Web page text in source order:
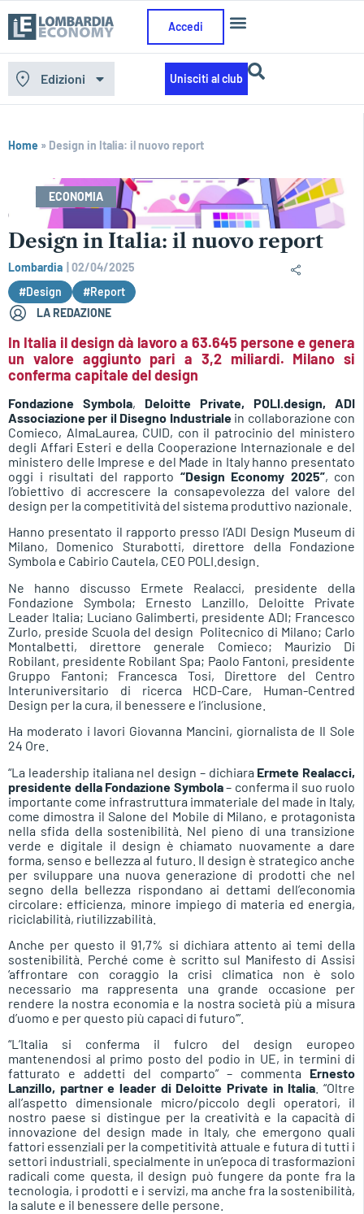
Accedi
Edizioni Unisciti al club
Home » Design in Italia: il nuovo report
ECONOMIA
Design in Italia: il nuovo report
Lombardia
02/04/2025
#Design
#Report
LA REDAZIONE
In Italia il design dà lavoro a 63.645 persone e genera
un valore aggiunto pari a 3,2 miliardi. Milano si
conferma capitale del design
Fondazione Symbola, Deloitte Private,
POLI.design, ADI
Associazione per il Disegno Industrialein collaborazione con
Comieco, AlmaLaurea, CUID, con il patrocinio del ministero
degli Affari Esteri e della Cooperazione Internazionale e del
ministero delle Imprese e del Made in Italy hanno presentato
oggi i risultati del rapporto “Design Economy 2025”, con
l’obiettivo di accrescere la consapevolezza del valore del
design per la competitività del sistema produttivo nazionale.
Hanno presentato il rapporto presso l’ADI Design Museum di
Milano, Domenico Sturabotti, direttore della Fondazione
Symbola e Cabirio Cautela, CEO POLI.design.
Ne hanno discusso Ermete Realacci, presidente della
Fondazione Symbola; Ernesto Lanzillo, Deloitte Private
Leader Italia; Luciano Galimberti, presidente ADI; Francesco
Zurlo, preside Scuola del design Politecnico di Milano; Carlo
Montalbetti, direttore generale Comieco; Maurizio Di
Robilant, presidente Robilant Spa; Paolo Fantoni, presidente
Gruppo Fantoni; Francesca Tosi, Direttore del Centro
Interuniversitario di ricerca HCD-Care, Human-Centred
Design per la cura, il benessere e l’inclusione.
Ha moderato i lavori Giovanna Mancini, giornalista de Il Sole
24 Ore.
“La leadership italiana nel design – dichiara Ermete Realacci,
presidente della Fondazione Symbola– conferma il suo ruolo
importante come infrastruttura immateriale del made in Italy,
come dimostra il Salone del Mobile di Milano, e protagonista
nella sfida della sostenibilità. Nel pieno di una transizione
verde e digitale il design è chiamato nuovamente a dare
forma, senso e bellezza al futuro. Il design è strategico anche
per sviluppare una nuova generazione di prodotti che nel
segno della bellezza rispondano ai dettami dell’economia
circolare: efficienza, minore impiego di materia ed energia,
riciclabilità, riutilizzabilità.
Anche per questo il 91,7% si dichiara attento ai temi della
sostenibilità. Perché come è scritto sul Manifesto di Assisi
‘affrontare con coraggio la crisi climatica non è solo
necessario ma rappresenta una grande occasione per
rendere la nostra economia e la nostra società più a misura
d’uomo e per questo più capaci di futuro’”.
“L’Italia si conferma il fulcro del design europeo
mantenendosi al primo posto del podio in UE, in termini di
fatturato e addetti del comparto” – commenta Ernesto
Lanzillo, partner e leader di Deloitte Private in Italia . “Oltre
all’aspetto dimensionale micro/piccolo degli operatori, il
nostro paese si distingue per la creatività e la capacità di
innovazione del design made in Italy, che emergono quali
fattori essenziali per la competitività attuale e futura di tutti i
settori industriali. specialmente in un’epoca di trasformazioni
radicali come questa, il design può fungere da ponte fra la
tecnologia, i prodotti e i servizi, ma anche fra la sostenibilità,
la salute e il benessere delle persone.